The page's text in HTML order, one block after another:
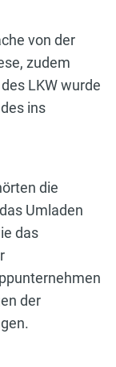
von der
zudem
LKW wurde
ins
die
Umladen
das
der